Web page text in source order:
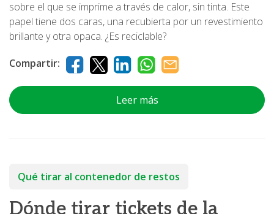
sobre el que se imprime a través de calor, sin tinta. Este
papel tiene dos caras, una recubierta por un revestimiento
brillante y otra opaca. ¿Es reciclable?
Compartir:
Leer más
Qué tirar al contenedor de restos
Dónde tirar tickets de la